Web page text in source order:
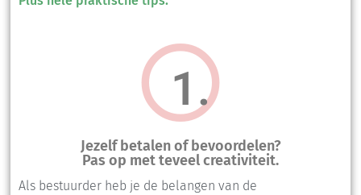
1.
Jezelf betalen of bevoordelen?
Pas op met teveel creativiteit.
Als bestuurder heb je de belangen van de